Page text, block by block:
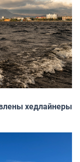
хедлайнеры